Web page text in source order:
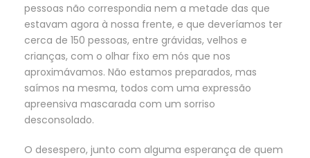
pessoas não correspondia nem a metade das que
estavam agora à nossa frente, e que deveríamos ter
cerca de 150 pessoas, entre grávidas, velhos e
crianças, com o olhar fixo em nós que nos
aproximávamos. Não estamos preparados, mas
saímos na mesma, todos com uma expressão
apreensiva mascarada com um sorriso
desconsolado.
O desespero, junto com alguma esperança de quem